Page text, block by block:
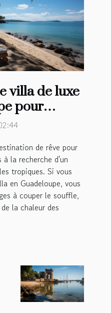
villa de luxe
pour
est-il
de rêve pour
à la recherche d'un
tropiques. Si vous
en Guadeloupe, vous
à couper le souffle,
la chaleur des